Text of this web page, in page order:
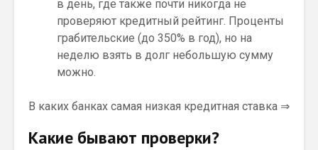
в день, где также почти никогда не
проверяют кредитный рейтинг. Проценты
грабительские (до 350% в год), но на
неделю взять в долг небольшую сумму
можно.
В каких банках самая низкая кредитная ставка ⇒
Какие бывают проверки?